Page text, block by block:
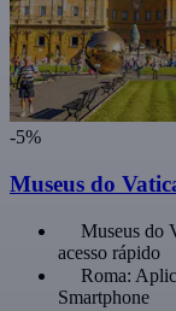
-5%
Museus do
Museus do
acesso rápido
Roma:
Smartphone